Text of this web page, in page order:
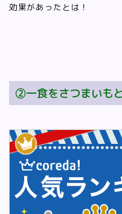
効果があったとは！
②一食をさつまいも